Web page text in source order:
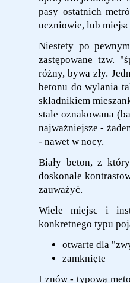
pasy ostatnich
uczniowie, lub
Niestety po
zastępowane tzw.
różny, bywa zły.
betonu do wylania
składnikiem
stale oznakowana
najważniejsze -
- nawet w nocy.
Biały beton, z
doskonale
zauważyć.
Wiele miejsc i
konkretnego typu
otwarte dla
zamknięte
I znów - typową